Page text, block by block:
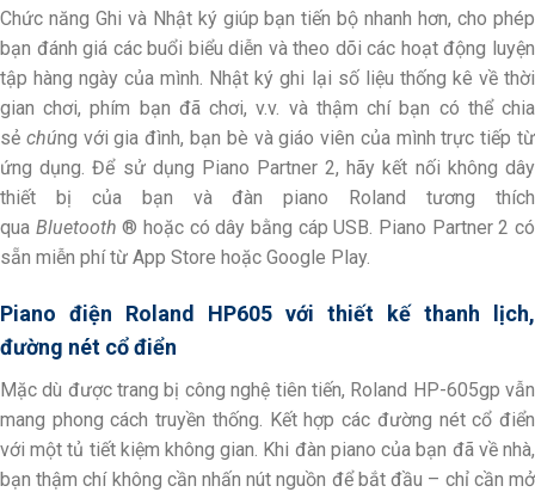
Chức năng Ghi và Nhật ký giúp bạn tiến bộ nhanh hơn, cho phép
bạn đánh giá các buổi biểu diễn và theo dõi các hoạt động luyện
tập hàng ngày của mình. Nhật ký ghi lại số liệu thống kê về thời
gian chơi, phím bạn đã chơi, v.v. và thậm chí bạn có thể chia
sẻ chúng với gia đình, bạn bè và giáo viên của mình trực tiếp từ
ứng dụng. Để sử dụng Piano Partner 2, hãy kết nối không dây
thiết bị của bạn và đàn piano Roland tương thích
qua Bluetooth ® hoặc có dây bằng cáp USB. Piano Partner 2 có
sẵn miễn phí từ App Store hoặc Google Play.
Piano điện Roland HP605 với thiết kế thanh lịch,
đường nét cổ điển
Mặc dù được trang bị công nghệ tiên tiến, Roland HP-605gp vẫn
mang phong cách truyền thống. Kết hợp các đường nét cổ điển
với một tủ tiết kiệm không gian. Khi đàn piano của bạn đã về nhà,
bạn thậm chí không cần nhấn nút nguồn để bắt đầu – chỉ cần mở